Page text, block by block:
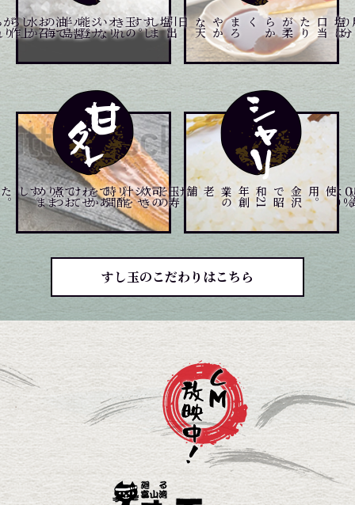
は
食
材
の
本
物
の
味
を
引
出
し
ま
す
。
き
れ
い
な
能
登
半
島
の
海
水
か
ら
作
ら
れ 塩
は
口
当
た
り
が
柔
ら
か
く
、
ま
ろ
や
か
な
天
日塩
。
す
し
玉
の
オ
リ
ジ
ナ
ル
醤
油
で
お
召
し
上
が
り
下
さ
い
を
じ
っ
く
り
炊
き
上げ
、
そ
の
炊
き
汁
を
時
間
を
か
け
て
煮
つ
め
ま
した 。
金
沢
で
昭
和
2
1
年
創
業
の
老舗
、
玉
寿
司
の
シ
ャ
リ
酢
で
あ
わ
せ
て
お
り
ま
す
。
すし玉のこだわりはこちら